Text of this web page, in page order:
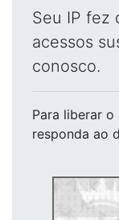
Seu IP fez
acessos
conosco.
Para liberar o
responda ao